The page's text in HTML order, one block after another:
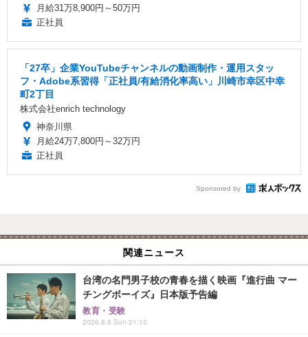
月給31万8,900円～50万円
正社員
「27卒」企業YouTubeチャンネルの動画制作・運用スタッ
フ・Adobe系習得「正社員/有給消化率高い」川崎市幸区中幸
町2丁目
株式会社enrich technology
神奈川県
月給24万7,800円～32万円
正社員
Sponsored by
関連ニュース
台湾の名門男子校の青春を描く映画『進行曲 マー
チングボーイズ』日本版予告編
教育・受験
2026.8.9 Sun 21:15